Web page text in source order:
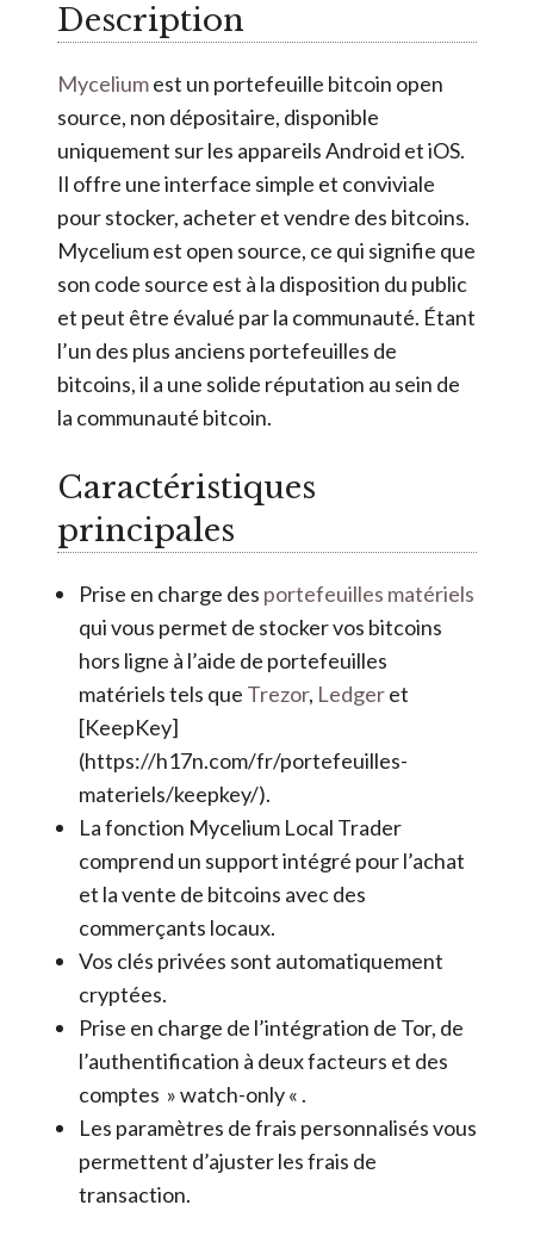
Description
Myceliumest un portefeuille bitcoin open
source, non dépositaire, disponible
uniquement sur les appareils Android et iOS.
Il offre une interface simple et conviviale
pour stocker, acheter et vendre des bitcoins.
Mycelium est open source, ce qui signifie que
son code source est à la disposition du public
et peut être évalué par la communauté. Étant
l’un des plus anciens portefeuilles de
bitcoins, il a une solide réputation au sein de
la communauté bitcoin.
Caractéristiques
principales
Prise en charge des portefeuilles matériels
qui vous permet de stocker vos bitcoins
hors ligne à l’aide de portefeuilles
matériels tels que Trezor, Ledgeret
[KeepKey]
(https://h17n.com/fr/portefeuilles-
materiels/keepkey/).
La fonction Mycelium Local Trader
comprend un support intégré pour l’achat
et la vente de bitcoins avec des
commerçants locaux.
Vos clés privées sont automatiquement
cryptées.
Prise en charge de l’intégration de Tor, de
l’authentification à deux facteurs et des
comptes » watch-only « .
Les paramètres de frais personnalisés vous
permettent d’ajuster les frais de
transaction.